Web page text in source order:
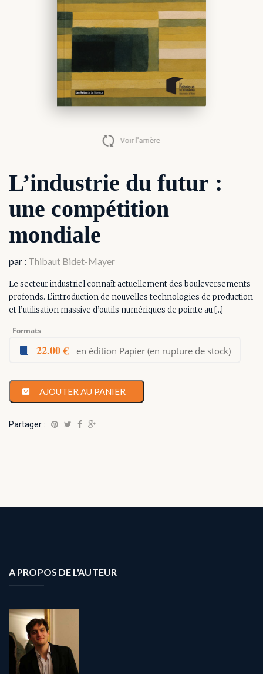
Thibaut Bidet-Mayer
Voir l'arrière
L’industrie du futur :
une compétition
mondiale
par : Thibaut Bidet-Mayer
Le secteur industriel connaît actuellement des bouleversements
profonds. L’introduction de nouvelles technologies de production
et l’utilisation massive d’outils numériques de pointe au […]
Formats
22.00 € en édition Papier (en rupture de stock)
AJOUTER AU PANIER
Partager :
A PROPOS DE L'AUTEUR